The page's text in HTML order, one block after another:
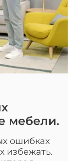
мебели.
ошибках
избежать.